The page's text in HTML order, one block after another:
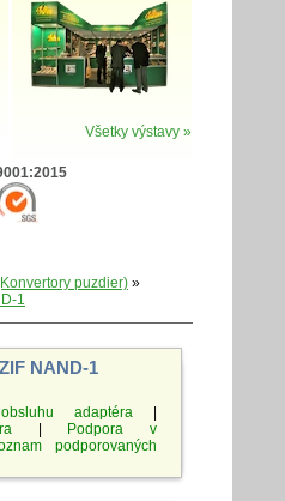
Všetky výstavy »
puzdier) »
1
NAND-1
adaptéra
Podpora v
podporovaných